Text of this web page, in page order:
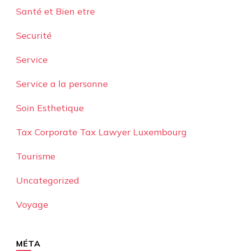
Santé et Bien etre
Securité
Service
Service a la personne
Soin Esthetique
Tax Corporate Tax Lawyer Luxembourg
Tourisme
Uncategorized
Voyage
MÉTA